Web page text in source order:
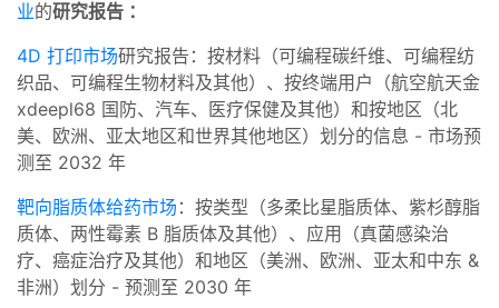
业的研究报告 ：
4D 打印市场研究报告：按材料（可编程碳纤维、可编程纺
织品、可编程生物材料及其他）、按终端用户（航空航天金
xdeepl68 国防、汽车、医疗保健及其他）和按地区（北
美、欧洲、亚太地区和世界其他地区）划分的信息 - 市场预
测至 2032 年
靶向脂质体给药市场 ：按类型（多柔比星脂质体、紫杉醇脂
质体、两性霉素 B 脂质体及其他）、应用（真菌感染治
疗、癌症治疗及其他）和地区（美洲、欧洲、亚太和中东 &
非洲）划分 - 预测至 2030 年